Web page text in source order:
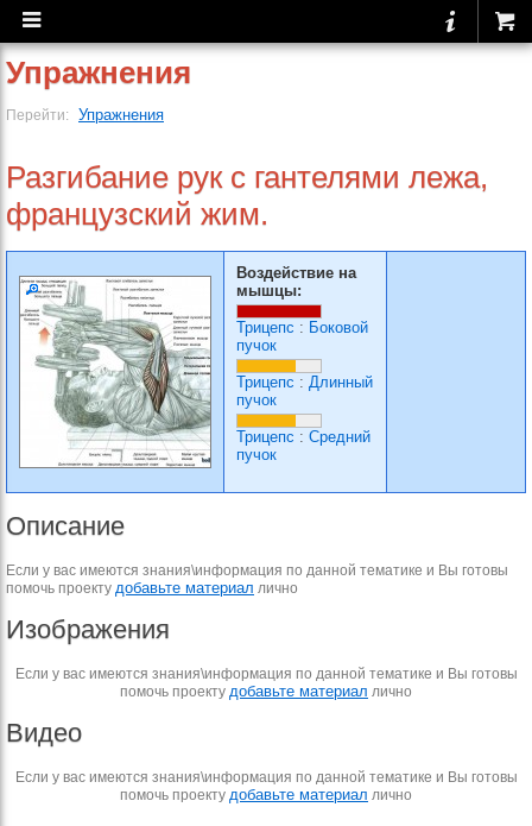
Упражнения
Перейти: Упражнения
Разгибание рук с гантелями лежа,
французский жим.
Воздействие на
мышцы:
Трицепс : Боковой
пучок
Трицепс : Длинный
пучок
Трицепс : Средний
пучок
Описание
Если у вас имеются знания\информация по данной тематике и Вы готовы
помочь проекту добавьте материал лично
Изображения
Если у вас имеются знания\информация по данной тематике и Вы готовы
помочь проекту добавьте материал лично
Видео
Если у вас имеются знания\информация по данной тематике и Вы готовы
помочь проекту добавьте материал лично